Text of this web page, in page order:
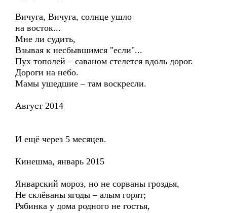
Вичуга, Вичуга, солнце ушло
на восток...
Мне ли судить,
Взывая к несбывшимся "если"...
Пух тополей – саваном стелется вдоль дорог.
Дороги на небо.
Мамы ушедшие – там воскресли.
Август 2014
И ещё через 5 месяцев.
Кинешма, январь 2015
Январский мороз, но не сорваны гроздья,
Не склёваны ягоды – алым горят;
Рябинка у дома родного не гостья,